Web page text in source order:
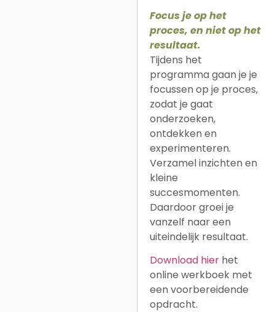
Focus je op het
proces, en niet op het
resultaat.
Tijdens het
programma gaan je je
focussen op je proces,
zodat je gaat
onderzoeken,
ontdekken en
experimenteren.
Verzamel inzichten en
kleine
succesmomenten.
Daardoor groei je
vanzelf naar een
uiteindelijk resultaat.
Download hier het
online werkboek met
een voorbereidende
opdracht.